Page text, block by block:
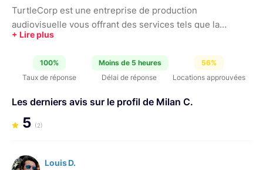
TurtleCorp est une entreprise de production
audiovisuelle vous offrant des services tels que la
réalisation de clips musicaux, de vidéo de présentation
montage vidéo. Nous proposons également un service
de composition de bande originale. Nous sommes basés
sur Paris, nous pouvons alors exercer dans toute l'Île-de-
France et sa périphérie. Nous proposons également de la
location de matériel lorsque nous ne l'utilisons pas pour
100%
Taux de réponse
Moins de 5 heures
Délai de réponse
56%
Locations approuvées
Les derniers avis sur le profil de Milan C.
5 (2)
Louis D.